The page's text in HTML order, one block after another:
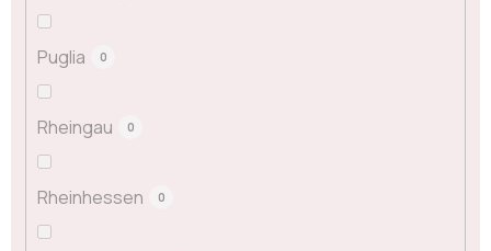
Puglia 0
Rheingau 0
Rheinhessen 0